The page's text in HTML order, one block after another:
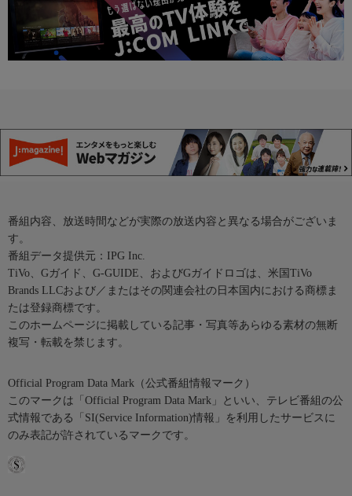
番組内容、放送時間などが実際の放送内容と異なる場合がございま
す。
番組データ提供元：IPG Inc.
TiVo、Gガイド、G-GUIDE、およびGガイドロゴは、米国TiVo
Brands LLCおよび／またはその関連会社の日本国内における商標ま
たは登録商標です。
このホームページに掲載している記事・写真等あらゆる素材の無断
複写・転載を禁じます。
Official Program Data Mark（公式番組情報マーク）
このマークは「Official Program Data Mark」といい、テレビ番組の公
式情報である「SI(Service Information)情報」を利用したサービスに
のみ表記が許されているマークです。